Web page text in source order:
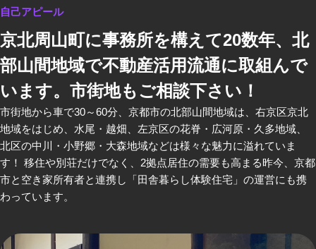
自己アピール
京北周山町に事務所を構えて20数年、北
部山間地域で不動産活用流通に取組んで
います。市街地もご相談下さい！
市街地から車で30～60分、京都市の北部山間地域は、右京区京北
地域をはじめ、水尾・越畑、左京区の花脊・広河原・久多地域、
北区の中川・小野郷・大森地域などは様々な魅力に溢れていま
す！ 移住や別荘だけでなく、2拠点居住の需要も高まる昨今、京都
市と空き家所有者と連携し「田舎暮らし体験住宅」の運営にも携
わっています。